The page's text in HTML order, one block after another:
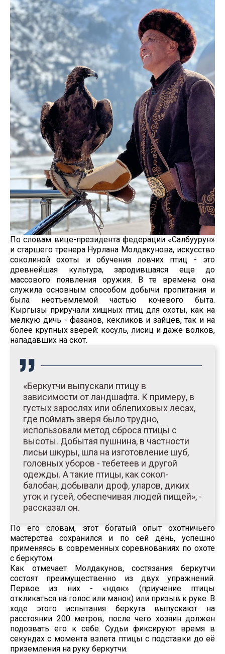
По словам вице-президента федерации «Салбуурун»
и старшего тренера Нурлана Молдакунова, искусство
соколиной охоты и обучения ловчих птиц - это
древнейшая культура, зародившаяся еще до
массового появления оружия. В те времена она
служила основным способом добычи пропитания и
была неотъемлемой частью кочевого быта.
Кыргызы приручали хищных птиц для охоты, как на
мелкую дичь - фазанов, кекликов и зайцев, так и на
более крупных зверей: косуль, лисиц и даже волков,
нападавших на скот.
«Беркутчи выпускали птицу в
зависимости от ландшафта. К примеру, в
густых зарослях или облепиховых лесах,
где поймать зверя было трудно,
использовали метод сброса птицы с
высоты. Добытая пушнина, в частности
лисьи шкуры, шла на изготовление шуб,
головных уборов - тебетеев и другой
одежды. А такие птицы, как сокол-
балобан, добывали дроф, уларов, диких
уток и гусей, обеспечивая людей пищей», -
рассказал он.
По его словам, этот богатый опыт охотничьего
мастерства сохранился и по сей день, успешно
применяясь в современных соревнованиях по охоте
с беркутом.
Как отмечает Молдакунов, состязания беркутчи
состоят преимущественно из двух упражнений.
Первое из них - «үндөк» (приучение птицы
откликаться на голос или манок) или призыв к руке. В
ходе этого испытания беркута выпускают на
расстоянии 200 метров, после чего хозяин должен
подозвать его к себе. Судьи фиксируют время в
секундах с момента взлета птицы с подставки до её
приземления на руку беркутчи.